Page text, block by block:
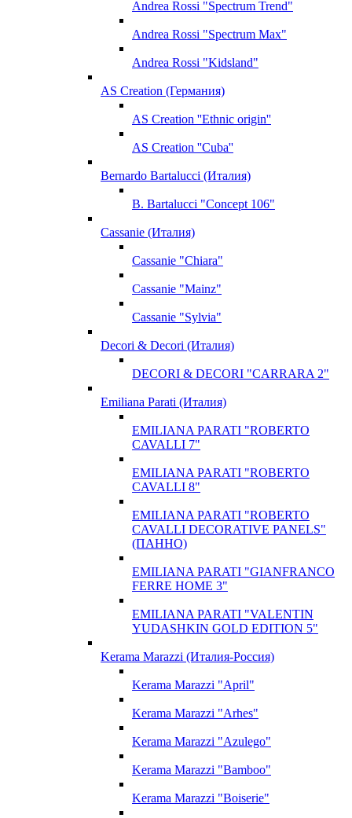
Andrea Rossi "Spectrum Trend"
Andrea Rossi "Spectrum Max"
Andrea Rossi "Kidsland"
AS Creation (Германия)
AS Creation ''Ethnic origin''
AS Creation ''Cuba''
Bernardo Bartalucci (Италия)
B. Bartalucci "Concept 106"
Cassanie (Италия)
Cassanie "Chiara"
Cassanie "Mainz"
Cassanie "Sylvia"
Decori & Decori (Италия)
DECORI & DECORI "CARRARA 2"
Emiliana Parati (Италия)
EMILIANA PARATI "ROBERTO
CAVALLI 7"
EMILIANA PARATI "ROBERTO
CAVALLI 8"
EMILIANA PARATI "ROBERTO
CAVALLI DECORATIVE PANELS"
(ПАННО)
EMILIANA PARATI "GIANFRANCO
FERRE HOME 3"
EMILIANA PARATI "VALENTIN
YUDASHKIN GOLD EDITION 5"
Kerama Marazzi (Италия-Россия)
Kerama Marazzi "April"
Kerama Marazzi "Arhes"
Kerama Marazzi "Azulego"
Kerama Marazzi "Bamboo"
Kerama Marazzi "Boiserie"